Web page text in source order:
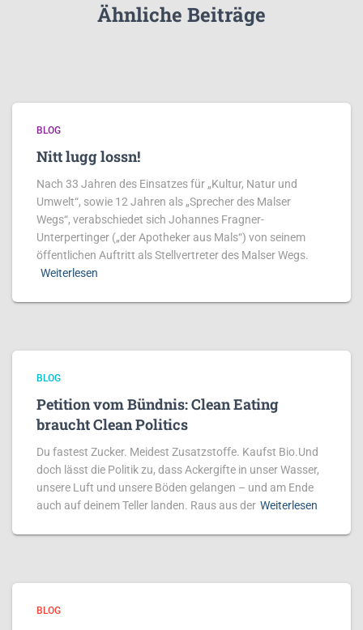
Ähnliche Beiträge
BLOG
Nitt lugg lossn!
Nach 33 Jahren des Einsatzes für „Kultur, Natur und
Umwelt“, sowie 12 Jahren als „Sprecher des Malser
Wegs“, verabschiedet sich Johannes Fragner-
Unterpertinger („der Apotheker aus Mals“) von seinem
öffentlichen Auftritt als Stellvertreter des Malser Wegs.
Weiterlesen
BLOG
Petition vom Bündnis: Clean Eating
braucht Clean Politics
Du fastest Zucker. Meidest Zusatzstoffe. Kaufst Bio.Und
doch lässt die Politik zu, dass Ackergifte in unser Wasser,
unsere Luft und unsere Böden gelangen – und am Ende
auch auf deinem Teller landen. Raus aus der Weiterlesen
BLOG